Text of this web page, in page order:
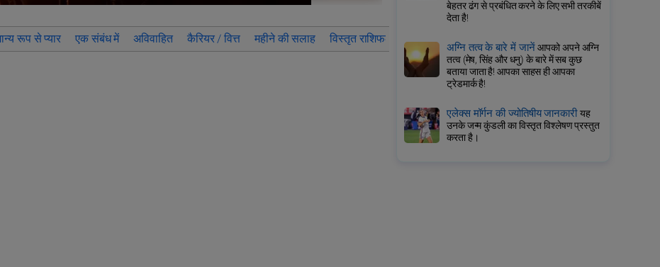
रूप से प्यार एक संबंध में अविवाहित कैरियर / वित्त महीने की सलाह विस्तृत राशिफल तुला वर्ष 2027 के लिए तुला राशि वालों के लिए राशिफल का
बेहतर ढंग से प्रबंधित करने के लिए सभी तरकीबें
देता है!
अग्नि तत्व के बारे में जानेंआपको अपने अग्नि
तत्व (मेष, सिंह और धनु) के बारे में सब कुछ
बताया जाता है! आपका साहस ही आपका
ट्रेडमार्क है!
एलेक्स मॉर्गन की ज्योतिषीय जानकारीयह
उनके जन्म कुंडली का विस्तृत विश्लेषण प्रस्तुत
करता है।